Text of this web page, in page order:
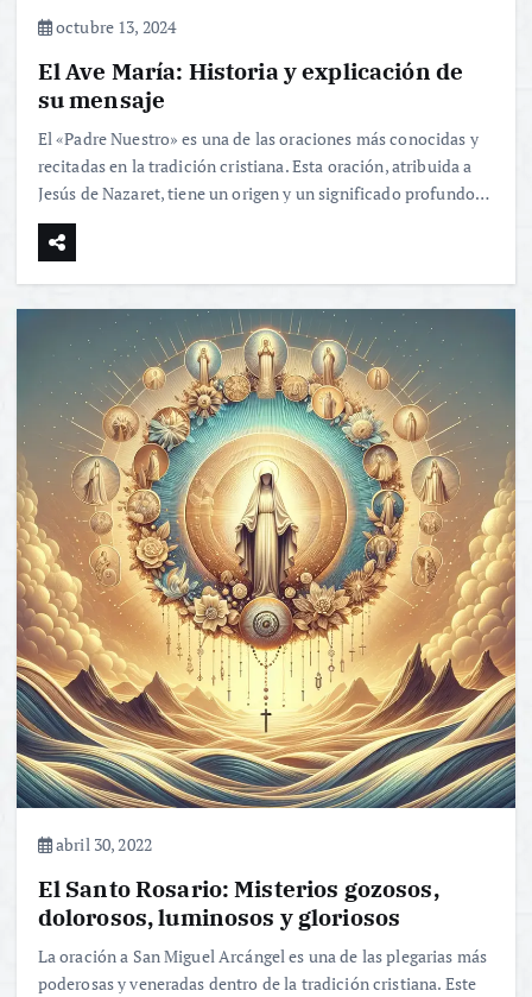
octubre 13, 2024
El Ave María: Historia y explicación de
su mensaje
El «Padre Nuestro» es una de las oraciones más conocidas y
recitadas en la tradición cristiana. Esta oración, atribuida a
Jesús de Nazaret, tiene un origen y un significado profundo…
abril 30, 2022
El Santo Rosario: Misterios gozosos,
dolorosos, luminosos y gloriosos
La oración a San Miguel Arcángel es una de las plegarias más
poderosas y veneradas dentro de la tradición cristiana. Este